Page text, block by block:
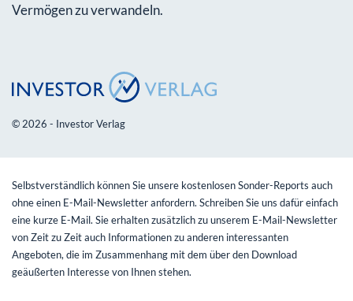
Vermögen zu verwandeln.
© 2026 - Investor Verlag
Selbstverständlich können Sie unsere kostenlosen Sonder-Reports auch
ohne einen E-Mail-Newsletter anfordern. Schreiben Sie uns dafür einfach
eine kurze E-Mail. Sie erhalten zusätzlich zu unserem E-Mail-Newsletter
von Zeit zu Zeit auch Informationen zu anderen interessanten
Angeboten, die im Zusammenhang mit dem über den Download
geäußerten Interesse von Ihnen stehen.